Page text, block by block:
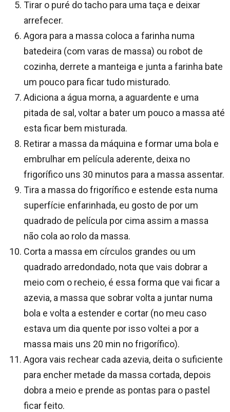
Tirar o puré do tacho para uma taça e deixar
arrefecer.
Agora para a massa coloca a farinha numa
batedeira (com varas de massa) ou robot de
cozinha, derrete a manteiga e junta a farinha bate
um pouco para ficar tudo misturado.
Adiciona a água morna, a aguardente e uma
pitada de sal, voltar a bater um pouco a massa até
esta ficar bem misturada.
Retirar a massa da máquina e formar uma bola e
embrulhar em película aderente, deixa no
frigorífico uns 30 minutos para a massa assentar.
Tira a massa do frigorífico e estende esta numa
superfície enfarinhada, eu gosto de por um
quadrado de película por cima assim a massa
não cola ao rolo da massa.
Corta a massa em círculos grandes ou um
quadrado arredondado, nota que vais dobrar a
meio com o recheio, é essa forma que vai ficar a
azevia, a massa que sobrar volta a juntar numa
bola e volta a estender e cortar (no meu caso
estava um dia quente por isso voltei a por a
massa mais uns 20 min no frigorífico).
Agora vais rechear cada azevia, deita o suficiente
para encher metade da massa cortada, depois
dobra a meio e prende as pontas para o pastel
ficar feito.